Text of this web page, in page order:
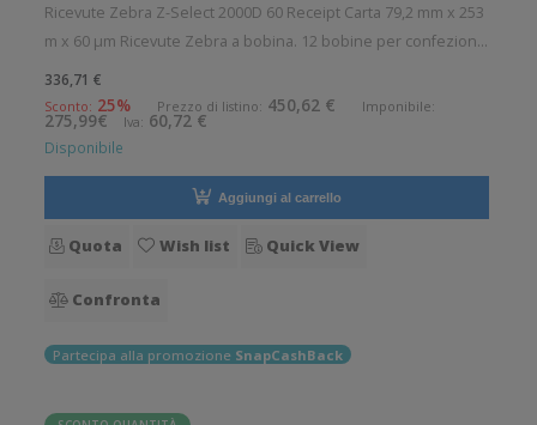
Ricevute Zebra Z-Select 2000D 60 Receipt Carta 79,2 mm x 253
m x 60 µm Ricevute Zebra a bobina. 12 bobine per confezione.
.Ricevute in carta. Diametro interno: 25 mm. Diametro esterno:
149 mm. Tipo: Supporto di stampa Confezionamento: Bobina
Pe
336,71 €
Sconto: 25% Prezzo di listino: 450,62 € Imponibile:
275,99€ Iva: 60,72 €
Disponibile
Aggiungi al carrello
Quota Wish list Quick View
Confronta
Partecipa alla promozione SnapCashBack